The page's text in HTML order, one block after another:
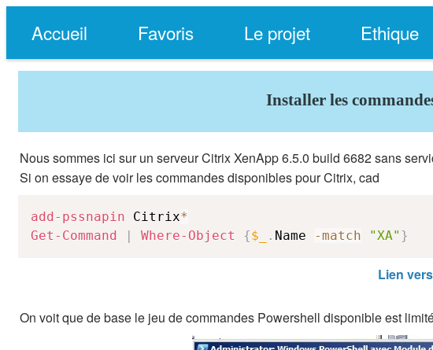
Accueil Favoris Le projet Ethique
Installer les
Nous sommes ici sur un serveur Citrix XenApp 6.5.0 build 6682 sans
Si on essaye de voir les commandes disponibles pour Citrix, cad
add-pssnapin Citrix*
Get-Command
| Where-Object {$_ . Name -match "XA" }
Lien
On voit que de base le jeu de commandes Powershell disponible est